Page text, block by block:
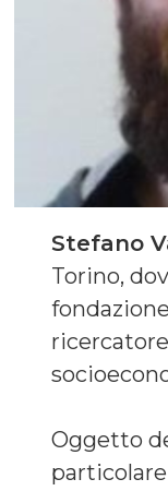
Stefano
Torino,
Oggetto